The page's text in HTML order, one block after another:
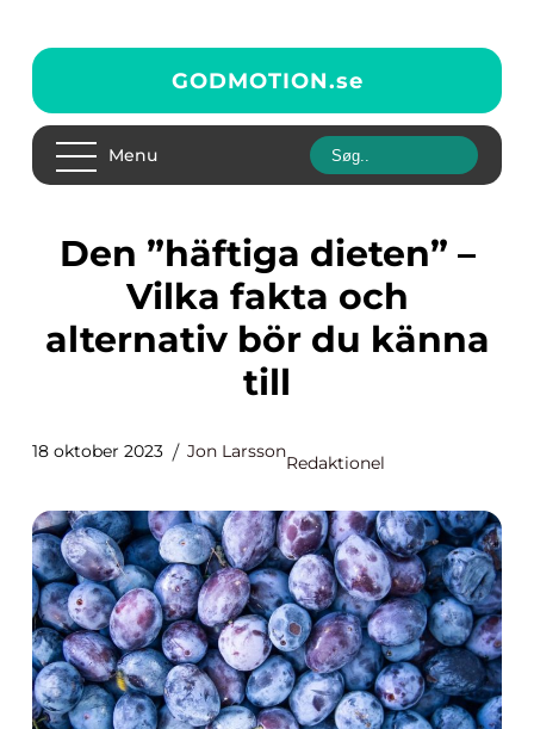
GODMOTION.se
Menu
Den ”häftiga dieten” –
Vilka fakta och
alternativ bör du känna
till
18 oktober 2023 Jon Larsson
Redaktionel